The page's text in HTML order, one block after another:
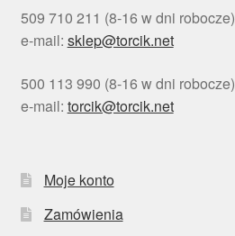
509 710 211 (8-16 w dni robocze)
e-mail: sklep@torcik.net
500 113 990 (8-16 w dni robocze)
e-mail: torcik@torcik.net
Moje konto
Zamówienia